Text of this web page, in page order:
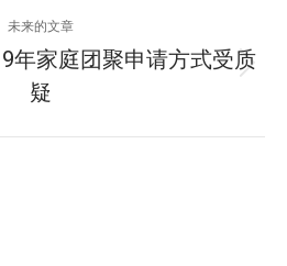
的
文
章：
未来的文章
未
来
年家庭团聚申请方式受质
疑